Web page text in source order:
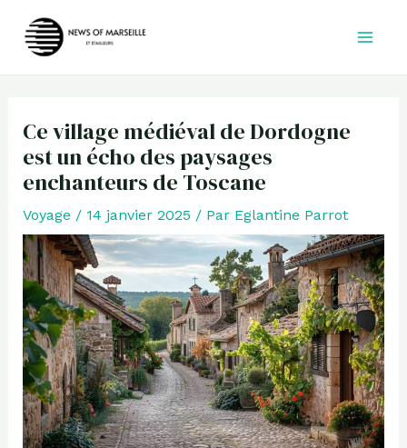
Ce village médiéval de Dordogne
est un écho des paysages
enchanteurs de Toscane
Voyage / 14 janvier 2025 / Par Eglantine Parrot